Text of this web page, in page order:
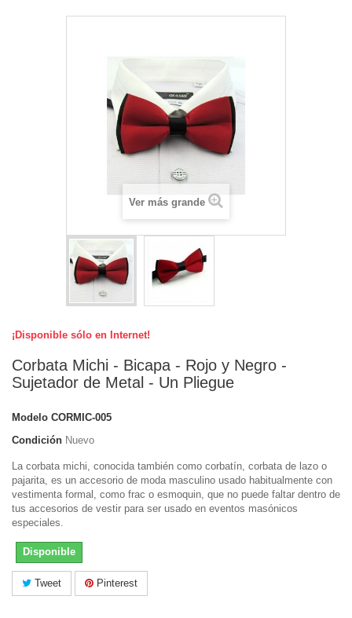
Ver más grande
¡Disponible sólo en Internet!
Corbata Michi - Bicapa - Rojo y Negro -
Sujetador de Metal - Un Pliegue
Modelo CORMIC-005
Condición Nuevo
La corbata michi, conocida también como corbatín, corbata de lazo o
pajarita, es un accesorio de moda masculino usado habitualmente con
vestimenta formal, como frac o esmoquin, que no puede faltar dentro de
tus accesorios de vestir para ser usado en eventos masónicos
especiales.
Disponible
Tweet Pinterest